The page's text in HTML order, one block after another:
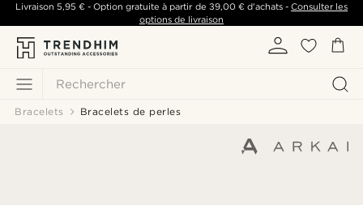
Rechercher
Livraison 5,95 €- Option gratuite à partir de 39,00 €d'achats -Consulter les
options de livraison
Bracelets Bracelets de perles